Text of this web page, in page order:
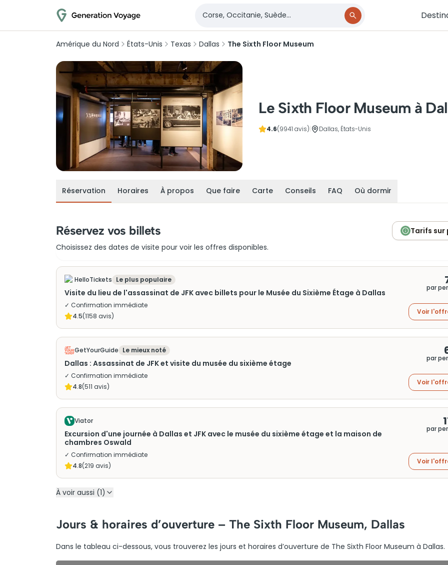
Amérique du Nord États-Unis Texas Dallas The Sixth Floor Museum
Le Sixth Floor Museum à
4.6(9941 avis) Dallas, États-Unis
Réservation Horaires À propos Que faire Carte Conseils FAQ Où dormir
Réservez vos billets
Choisissez des dates de visite pour voir les offres disponibles.
Tarifs sur
HelloTickets Le plus populaire
Visite du lieu de l'assassinat de JFK avec billets pour le Musée du Sixième Étage à Dallas
✓ Confirmation immédiate
4.5(1158 avis)
par
Voir
GetYourGuide Le mieux noté
Dallas : Assassinat de JFK et visite du musée du sixième étage
✓ Confirmation immédiate
4.8(511 avis)
par
Voir
Viator
Excursion d'une journée à Dallas et JFK avec le musée du sixième étage et la maison de
chambres Oswald
✓ Confirmation immédiate
4.8(219 avis)
par
Voir
À voir aussi (1)
Jours & horaires d’ouverture – The Sixth Floor Museum, Dallas
Dans le tableau ci-dessous, vous trouverez les jours et horaires d’ouverture de The Sixth Floor Museum à Dallas.